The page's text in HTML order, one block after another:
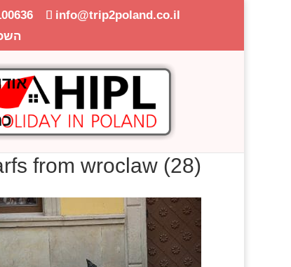
info@trip2poland.co.il
from wroclaw (28)